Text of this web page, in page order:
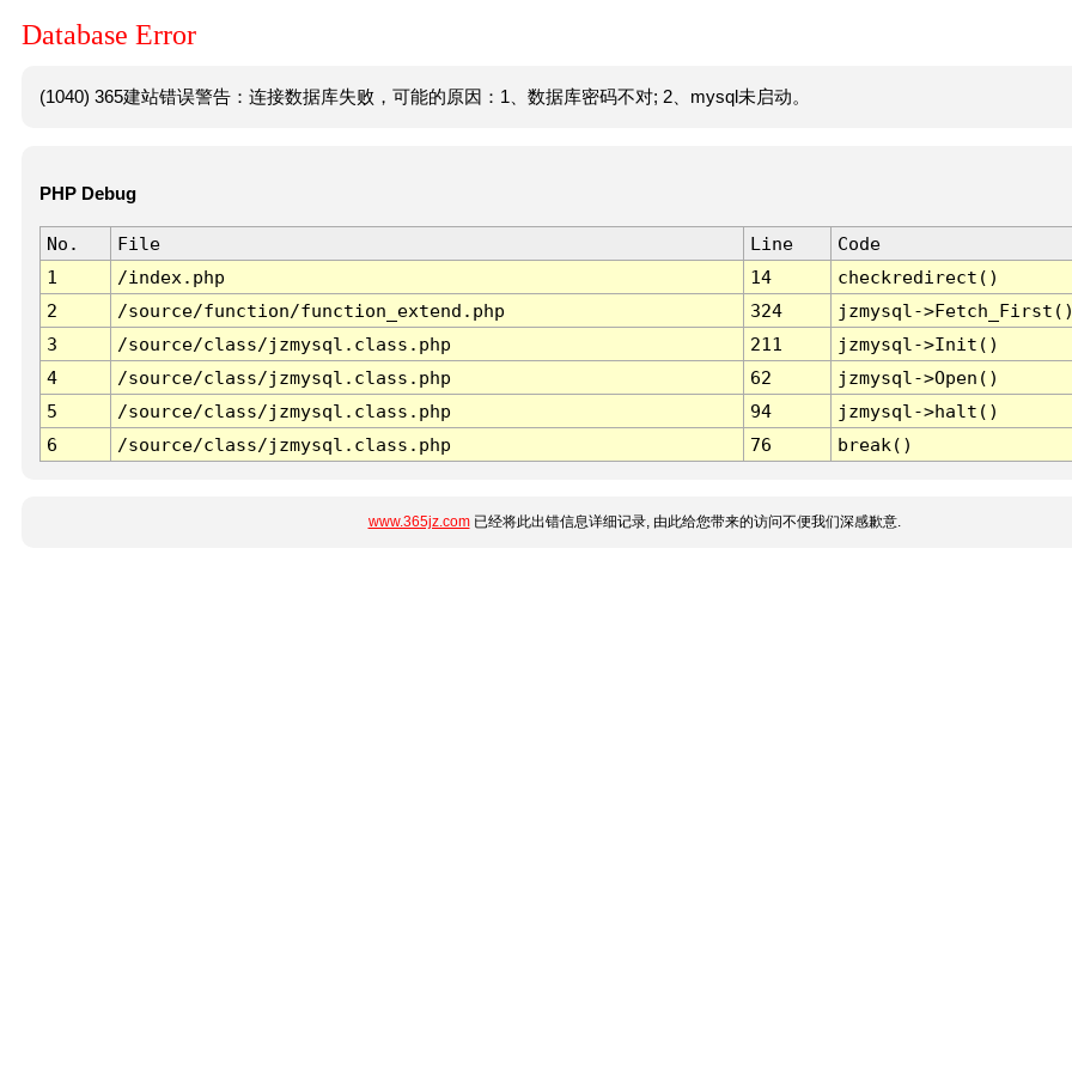
Database Error
(1040) 365建站错误警告：连接数据库失败，可能的原因：1、数据库密码不对; 2、mysql未启动。
PHP Debug
No. File Line
Code
1
/index.php 14
checkredirect()
2
/source/function/function_extend.php 324
jzmysql-
3
/source/class/jzmysql.class.php 211
jzmysql->Init()
4
/source/class/jzmysql.class.php 62
jzmysql->Open()
5
/source/class/jzmysql.class.php 94
jzmysql->halt()
6
/source/class/jzmysql.class.php 76 break()
www.365jz.com已经将此出错信息详细记录, 由此给您带来的访问不便我们深感歉意.